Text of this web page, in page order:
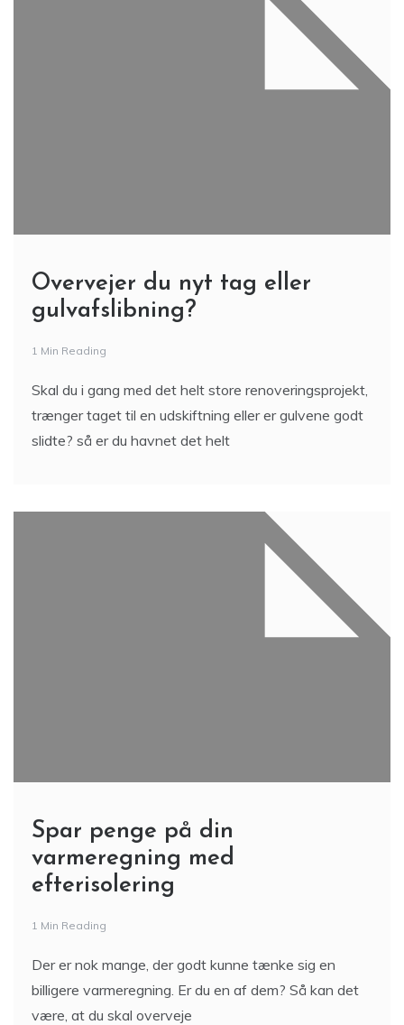
Overvejer du nyt tag eller
gulvafslibning?
1 Min Reading
Skal du i gang med det helt store renoveringsprojekt,
trænger taget til en udskiftning eller er gulvene godt
slidte? så er du havnet det helt
Spar penge på din
varmeregning med
efterisolering
1 Min Reading
Der er nok mange, der godt kunne tænke sig en
billigere varmeregning. Er du en af dem? Så kan det
være, at du skal overveje